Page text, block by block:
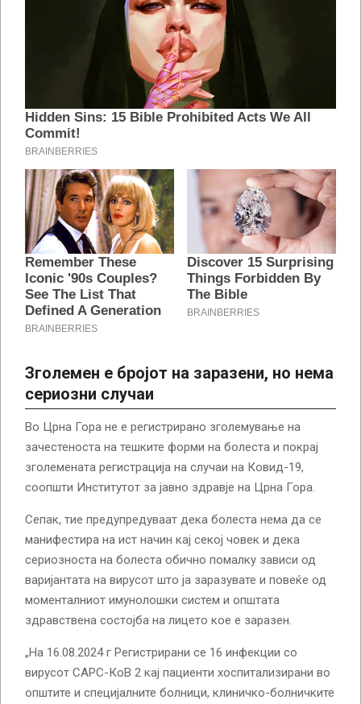
Зголемен е бројот на заразени, но нема
сериозни случаи
Во Црна Гора не е регистрирано зголемување на
зачестеноста на тешките форми на болеста и покрај
зголемената регистрација на случаи на Ковид-19,
соопшти Институтот за јавно здравје на Црна Гора.
Сепак, тие предупредуваат дека болеста нема да се
манифестира на ист начин кај секој човек и дека
сериозноста на болеста обично помалку зависи од
варијантата на вирусот што ја заразувате и повеќе од
моменталниот имунолошки систем и општата
здравствена состојба на лицето кое е заразен.
„На 16.08.2024 г Регистрирани се 16 инфекции со
вирусот САРС-КоВ 2 кај пациенти хоспитализирани во
општите и специјалните болници, клиничко-болничките